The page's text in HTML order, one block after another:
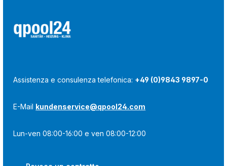
Assistenza e consulenza telefonica: +49 (0)9843 9897-0
E-Mail kundenservice@qpool24.com
Lun-ven 08:00-16:00 e ven 08:00-12:00